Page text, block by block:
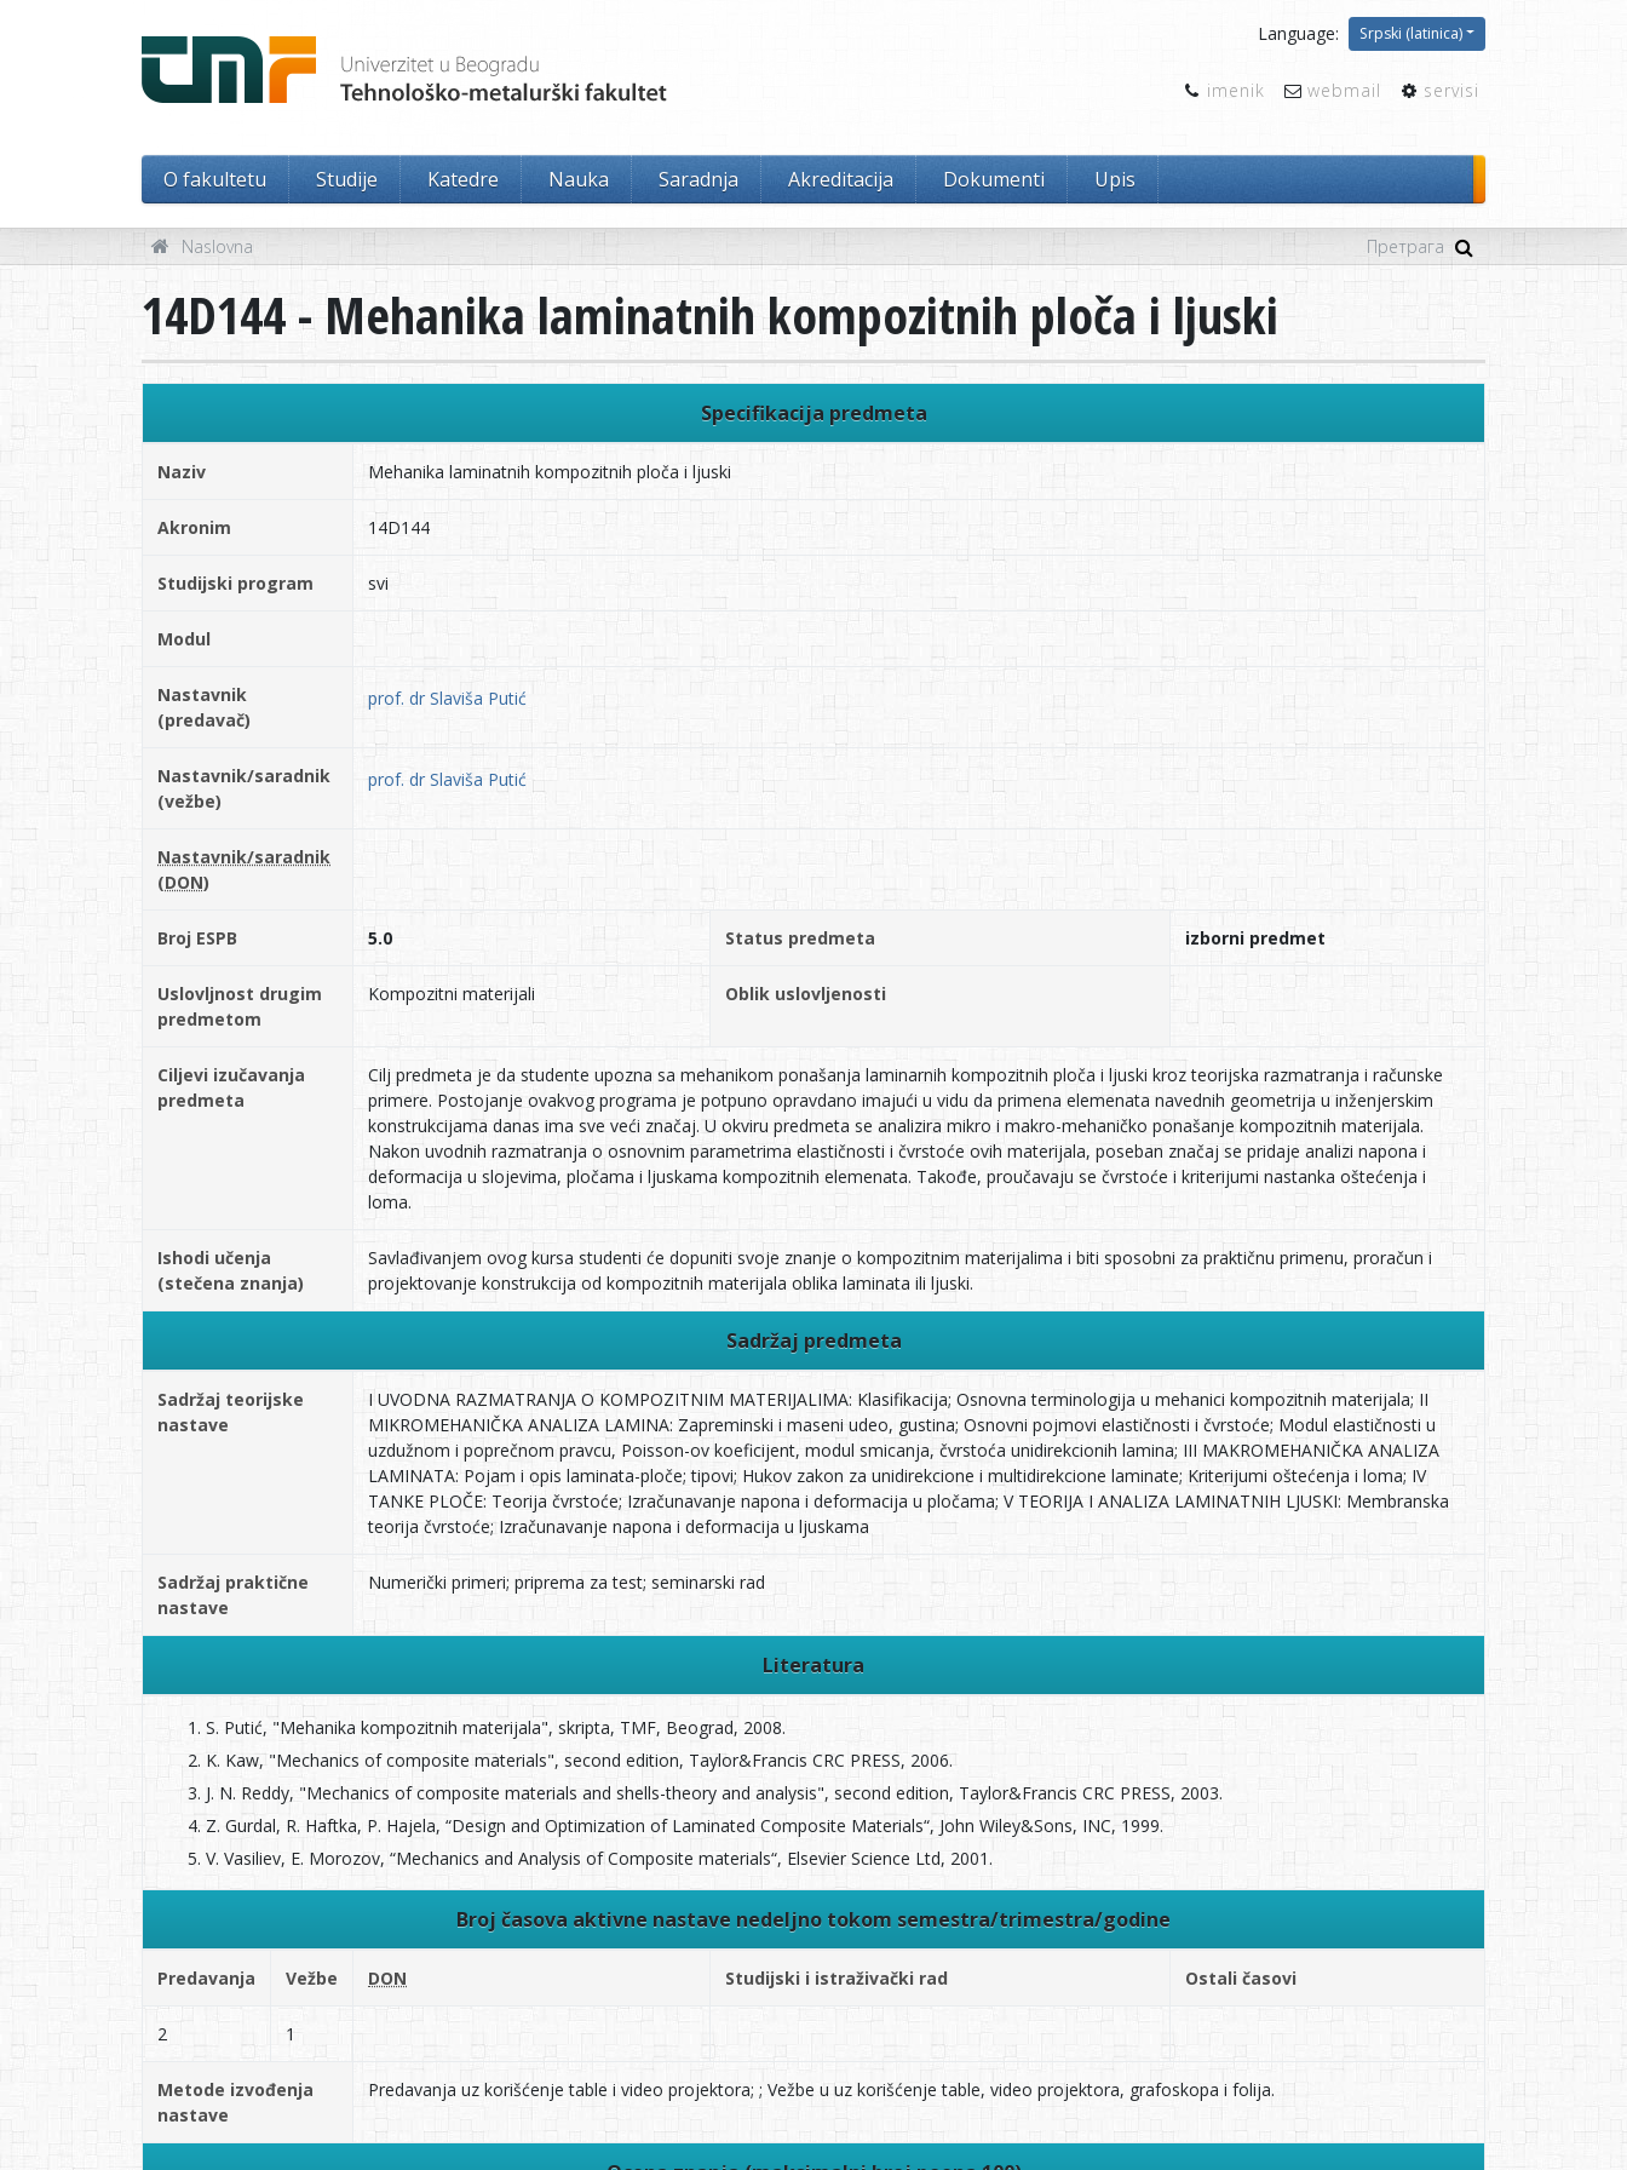
Language: Srpski (latinica)
imenik webmail servisi
O fakultetu Studije Katedre Nauka Saradnja Akreditacija Dokumenti Upis
Naslovna
14D144 - Mehanika laminatnih kompozitnih ploča i ljuski
Specifikacija predmeta
Naziv Mehanika laminatnih kompozitnih ploča i ljuski
Akronim 14D144
Studijski program svi
Modul
Nastavnik
(predavač)
prof. dr Slaviša Putić
Nastavnik/saradnik
(vežbe)
prof. dr Slaviša Putić
Nastavnik/saradnik
(DON)
Broj ESPB 5.0 Status predmeta izborni predmet
Uslovljnost drugim
predmetom
Kompozitni materijali Oblik uslovljenosti
Ciljevi izučavanja
predmeta
Cilj predmeta je da studente upozna sa mehanikom ponašanja laminarnih kompozitnih ploča i ljuski kroz teorijska razmatranja i računske
primere. Postojanje ovakvog programa je potpuno opravdano imajući u vidu da primena elemenata navednih geometrija u inženjerskim
konstrukcijama danas ima sve veći značaj. U okviru predmeta se analizira mikro i makro-mehaničko ponašanje kompozitnih materijala.
Nakon uvodnih razmatranja o osnovnim parametrima elastičnosti i čvrstoće ovih materijala, poseban značaj se pridaje analizi napona i
deformacija u slojevima, pločama i ljuskama kompozitnih elemenata. Takođe, proučavaju se čvrstoće i kriterijumi nastanka oštećenja i
loma.
Ishodi učenja
(stečena znanja)
Savlađivanjem ovog kursa studenti će dopuniti svoje znanje o kompozitnim materijalima i biti sposobni za praktičnu primenu, proračun i
projektovanje konstrukcija od kompozitnih materijala oblika laminata ili ljuski.
Sadržaj predmeta
Sadržaj teorijske
nastave
I UVODNA RAZMATRANJA O KOMPOZITNIM MATERIJALIMA: Klasifikacija; Osnovna terminologija u mehanici kompozitnih materijala; II
MIKROMEHANIČKA ANALIZA LAMINA: Zapreminski i maseni udeo, gustina; Osnovni pojmovi elastičnosti i čvrstoće; Modul elastičnosti u
uzdužnom i poprečnom pravcu, Poisson-ov koeficijent, modul smicanja, čvrstoća unidirekcionih lamina; III MAKROMEHANIČKA ANALIZA
LAMINATA: Pojam i opis laminata-ploče; tipovi; Hukov zakon za unidirekcione i multidirekcione laminate; Kriterijumi oštećenja i loma; IV
TANKE PLOČE: Teorija čvrstoće; Izračunavanje napona i deformacija u pločama; V TEORIJA I ANALIZA LAMINATNIH LJUSKI: Membranska
teorija čvrstoće; Izračunavanje napona i deformacija u ljuskama
Sadržaj praktične
nastave
Numerički primeri; priprema za test; seminarski rad
Literatura
S. Putić, "Mehanika kompozitnih materijala", skripta, TMF, Beograd, 2008.
K. Kaw, "Mechanics of composite materials", second edition, Taylor&Francis CRC PRESS, 2006.
J. N. Reddy, "Mechanics of composite materials and shells-theory and analysis", second edition, Taylor&Francis CRC PRESS, 2003.
Z. Gurdal, R. Haftka, P. Hajela, “Design and Optimization of Laminated Composite Materials“, John Wiley&Sons, INC, 1999.
V. Vasiliev, E. Morozov, “Mechanics and Analysis of Composite materials“, Elsevier Science Ltd, 2001.
Broj časova aktivne nastave nedeljno tokom semestra/trimestra/godine
Predavanja Vežbe DON Studijski i istraživački rad Ostali časovi
2 1
Metode izvođenja
nastave
Predavanja uz korišćenje table i video projektora; ; Vežbe u uz korišćenje table, video projektora, grafoskopa i folija.